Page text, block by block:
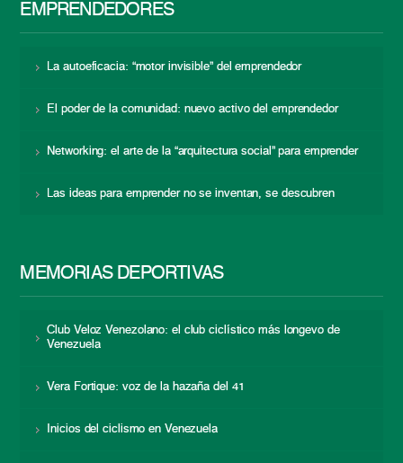
EMPRENDEDORES
La autoeficacia: “motor invisible” del emprendedor
El poder de la comunidad: nuevo activo del emprendedor
Networking: el arte de la “arquitectura social” para emprender
Las ideas para emprender no se inventan, se descubren
MEMORIAS DEPORTIVAS
Club Veloz Venezolano: el club ciclístico más longevo de
Venezuela
Vera Fortique: voz de la hazaña del 41
Inicios del ciclismo en Venezuela